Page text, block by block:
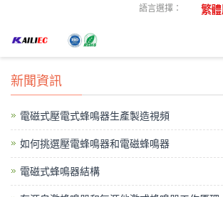
語言選擇：
新聞資訊
電磁式壓電式蜂鳴器生產製造視頻
如何挑選壓電蜂鳴器和電磁蜂鳴器
電磁式蜂鳴器結構